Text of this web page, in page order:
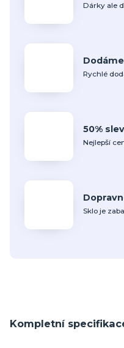
Dárky ale
Rychlé
50%
Nejlepší
Sklo je
Kompletní